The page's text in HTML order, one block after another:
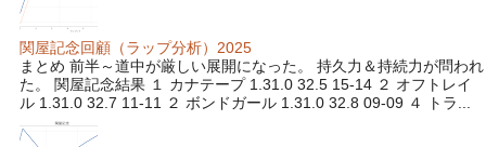
関屋記念回顧（ラップ分析）2025
まとめ 前半～道中が厳しい展開になった。 持久力＆持続力が問われ
た。 関屋記念結果 １ カナテープ 1.31.0 32.5 15-14 ２ オフトレイ
ル 1.31.0 32.7 11-11 ２ ボンドガール 1.31.0 32.8 09-09 ４ トラ...